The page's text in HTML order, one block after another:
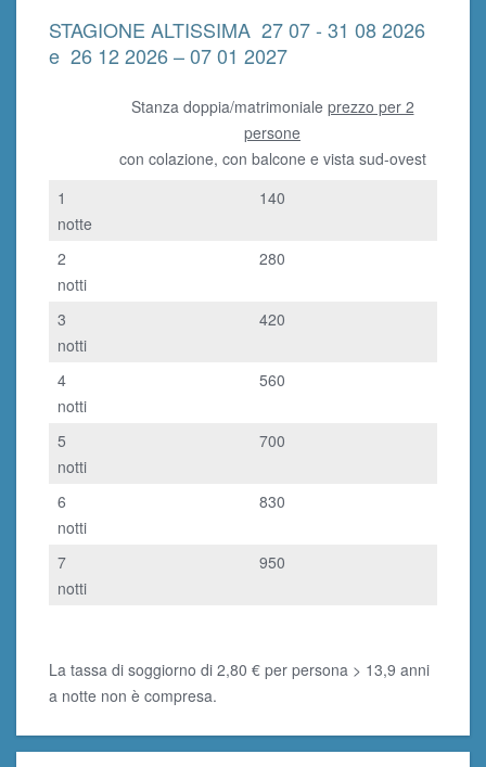
STAGIONE ALTISSIMA 27 07 - 31 08 2026
e 26 12 2026 – 07 01 2027
Stanza doppia/matrimoniale prezzo per 2
persone
con colazione, con balcone e vista sud-ovest
1
notte
140
2
notti
280
3
notti
420
4
notti
560
5
notti
700
6
notti
830
7
notti
950
La tassa di soggiorno di 2,80 € per persona > 13,9 anni
a notte non è compresa.